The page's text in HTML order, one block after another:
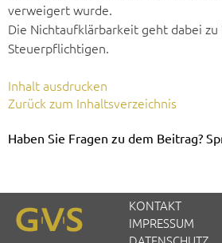
verweigert wurde.
Die Nichtaufklärbarkeit geht dabei zu
Steuerpflichtigen.
Inhalt ausdrucken
Zurück zum Inhaltsverzeichnis
Haben Sie Fragen zu dem Beitrag?
KONTAKT
IMPRESSUM